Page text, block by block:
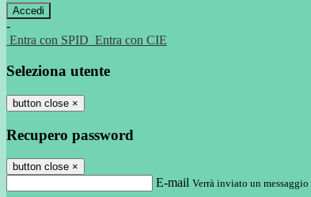
-
Entra con SPID Entra con CIE
Seleziona utente
button close ×
Recupero password
button close ×
E-mail Verrà inviato un